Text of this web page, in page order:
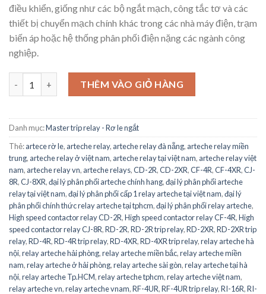
điều khiển, giống như các bộ ngắt mạch, công tắc tơ và các
thiết bị chuyển mạch chính khác trong các nhà máy điện, trạm
biến áp hoặc hệ thống phân phối điện nặng các ngành công
nghiệp.
High speed contactor relay CF-4R ARTECHE - Công tắc tơ CF-
THÊM VÀO GIỎ HÀNG
Danh mục:Master trip relay - Rơ le ngắt
Thẻ:artece rờ le, arteche relay, arteche relay đà nẵng, arteche relay miền
trung, arteche relay ở việt nam, arteche relay tại việt nam, arteche relay việt
nam, arteche relay vn, arteche relays,CD-2R,CD-2XR,CF-4R,CF-4XR,CJ-
8R,CJ-8XR,đại lý phân phối arteche chính hang,đại lý phân phối arteche
relay tại việt nam,đại lý phân phối cấp 1 relay arteche tại việt nam,đại lý
phân phối chính thức relay arteche tại tphcm,đại lý phân phối relay arteche,
High speed contactor relay CD-2R,High speed contactor relay CF-4R,High
speed contactor relay CJ-8R,RD-2R,RD-2R trip relay,RD-2XR,RD-2XR trip
relay,RD-4R,RD-4R trip relay,RD-4XR,RD-4XR trip relay,relay arteche hà
nội,relay arteche hải phòng,relay arteche miền bắc,relay arteche miền
nam,relay arteche ở hải phòng,relay arteche sài gòn,relay arteche tại hà
nội,relay arteche Tp.HCM,relay arteche tphcm,relay arteche việt nam,
relay arteche vn,relay arteche vnam,RF-4UR,RF-4UR trip relay,RI-16R,RI-